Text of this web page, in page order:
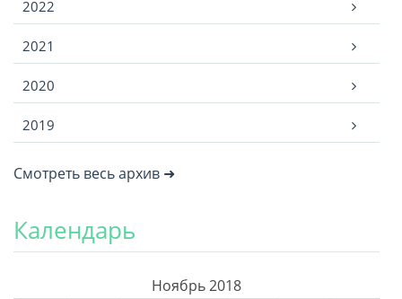
2022
2021
2020
2019
Смотреть весь архив ➜
Календарь
Ноябрь 2018